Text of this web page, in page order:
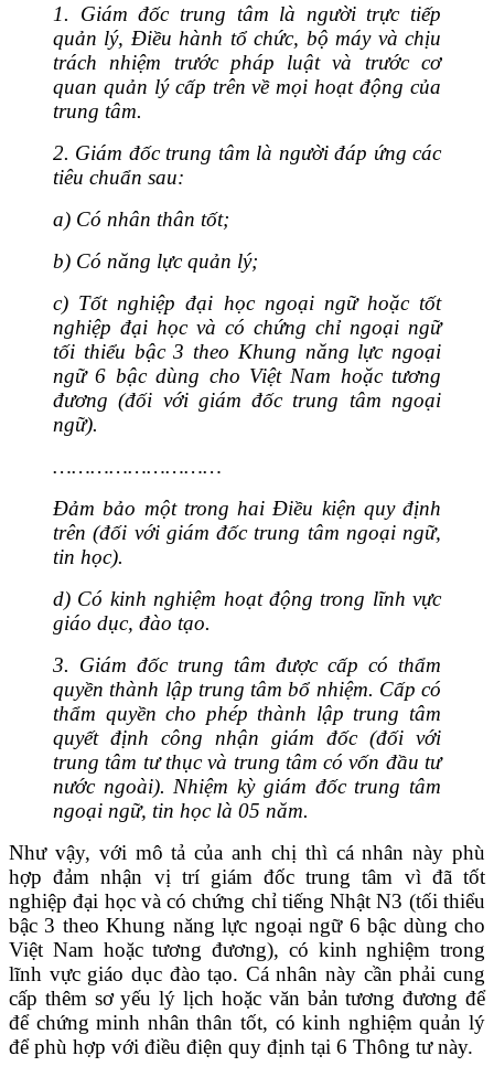
1. Giám đốc trung tâm là người trực tiếp
quản lý, Điều hành tổ chức, bộ máy và chịu
trách nhiệm trước pháp luật và trước cơ
quan quản lý cấp trên về mọi hoạt động của
trung tâm.
2. Giám đốc trung tâm là người đáp ứng các
tiêu chuẩn sau:
a) Có nhân thân tốt;
b) Có năng lực quản lý;
c) Tốt nghiệp đại học ngoại ngữ hoặc tốt
nghiệp đại học và có chứng chỉ ngoại ngữ
tối thiểu bậc 3 theo Khung năng lực ngoại
ngữ 6 bậc dùng cho Việt Nam hoặc tương
đương (đối với giám đốc trung tâm ngoại
ngữ).
………………………
Đảm bảo một trong hai Điều kiện quy định
trên (đối với giám đốc trung tâm ngoại ngữ,
tin học).
d) Có kinh nghiệm hoạt động trong lĩnh vực
giáo dục, đào tạo.
3. Giám đốc trung tâm được cấp có thẩm
quyền thành lập trung tâm bổ nhiệm. Cấp có
thẩm quyền cho phép thành lập trung tâm
quyết định công nhận giám đốc (đối với
trung tâm tư thục và trung tâm có vốn đầu tư
nước ngoài). Nhiệm kỳ giám đốc trung tâm
ngoại ngữ, tin học là 05 năm.
Như vậy, với mô tả của anh chị thì cá nhân này phù
hợp đảm nhận vị trí giám đốc trung tâm vì đã tốt
nghiệp đại học và có chứng chỉ tiếng Nhật N3 (tối thiểu
bậc 3 theo Khung năng lực ngoại ngữ 6 bậc dùng cho
Việt Nam hoặc tương đương), có kinh nghiệm trong
lĩnh vực giáo dục đào tạo. Cá nhân này cần phải cung
cấp thêm sơ yếu lý lịch hoặc văn bản tương đương để
để chứng minh nhân thân tốt, có kinh nghiệm quản lý
để phù hợp với điều điện quy định tại 6 Thông tư này.